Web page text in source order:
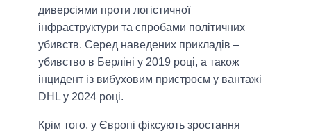
диверсіями проти логістичної
інфраструктури та спробами політичних
убивств. Серед наведених прикладів –
убивство в Берліні у 2019 році, а також
інцидент із вибуховим пристроєм у вантажі
DHL у 2024 році.
Крім того, у Європі фіксують зростання